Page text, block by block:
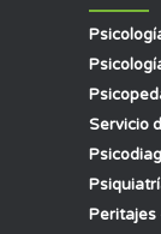
Servicio
Peritajes